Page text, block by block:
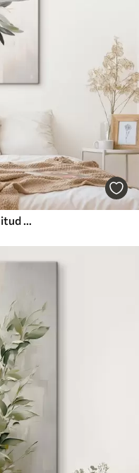
oliivipuu oks, roheline puu, vaoshoitud toonid, lehed, minimalistlik, looduslik, õlimaal, botaanika